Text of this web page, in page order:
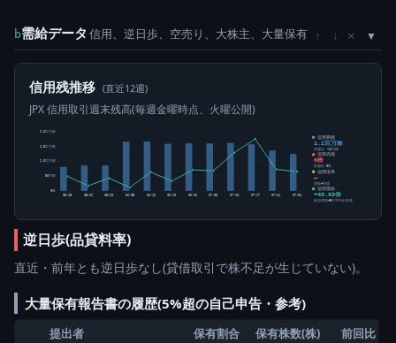
b需給データ 信用、逆日歩、空売り、大株主、大量保有 ↑ ↓ ×
信用残推移 (直近12週)
JPX 信用取引週末残高(毎週金曜時点、火曜公開)
0株
50万株
1.0百万株
1.5百万株
2.0百万株
05-15 05-22 05-29 06-05 06-12 06-19 06-26 07-03 07-10 07-17 07-24 07-31
信用買残
1.2百万株
前週比 -11万株
信用売残
0株
前週比 0株
信用倍率
―
買残÷売残
信用需給
+45.83倍
純信用残÷5日平均出来高
逆日歩(品貸料率)
直近・前年とも逆日歩なし(貸借取引で株不足が生じていない)。
大量保有報告書の履歴(5%超の自己申告・参考)
提出者 保有割合 保有株数(株) 前回比